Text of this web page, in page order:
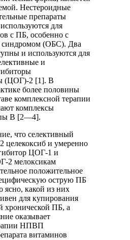
Нестероидные
препараты
для
с ПБ, особенно с
синдромом (ОБС). Два
и используются для
и
(ЦОГ)-2 [1]. В
более половины
комплексной терапии
комплексы
B [2—4].
что селективный
целекоксиб и умеренно
ЦОГ-1 и
2 мелоксикам
положительное
острую ПБ
ясно, какой из них
для купирования
хронической ПБ, а
оказывает
НПВП
витаминов